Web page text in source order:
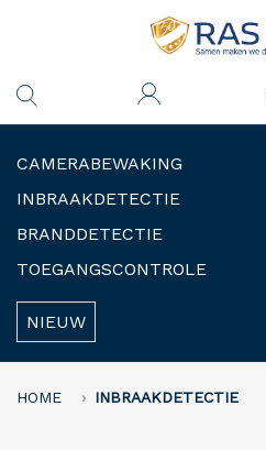
CAMERABEWAKING
INBRAAKDETECTIE
BRANDDETECTIE
TOEGANGSCONTROLE
NIEUW
HOME INBRAAKDETECTIE